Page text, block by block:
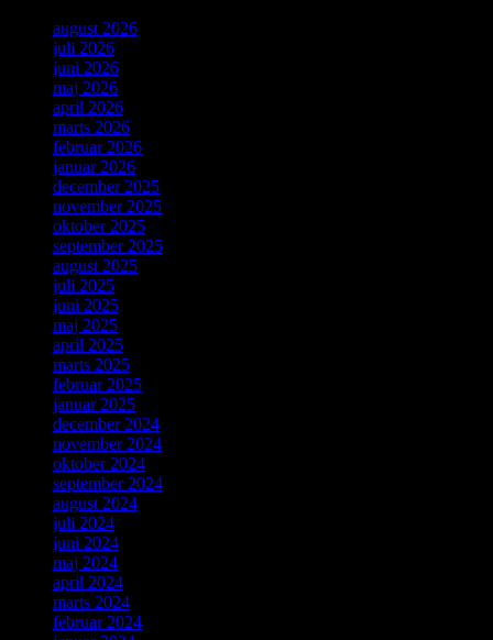
august 2026
juli 2026
juni 2026
maj 2026
april 2026
marts 2026
februar 2026
januar 2026
december 2025
november 2025
oktober 2025
september 2025
august 2025
juli 2025
juni 2025
maj 2025
april 2025
marts 2025
februar 2025
januar 2025
december 2024
november 2024
oktober 2024
september 2024
august 2024
juli 2024
juni 2024
maj 2024
april 2024
marts 2024
februar 2024